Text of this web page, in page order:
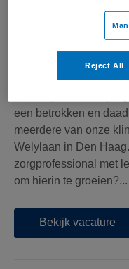
Niet nader
een betrokken en
meerdere van onze
Welylaan in Den
zorgprofessional met
om hierin te groeien?...
Bekijk vacature
Reject All